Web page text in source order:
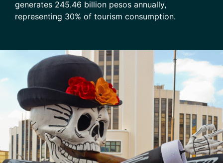
generates 245.46 billion pesos annually,
representing 30% of tourism consumption.